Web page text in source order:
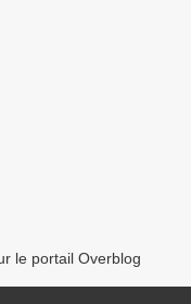
le portail Overblog